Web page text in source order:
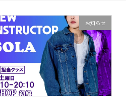
お知らせ